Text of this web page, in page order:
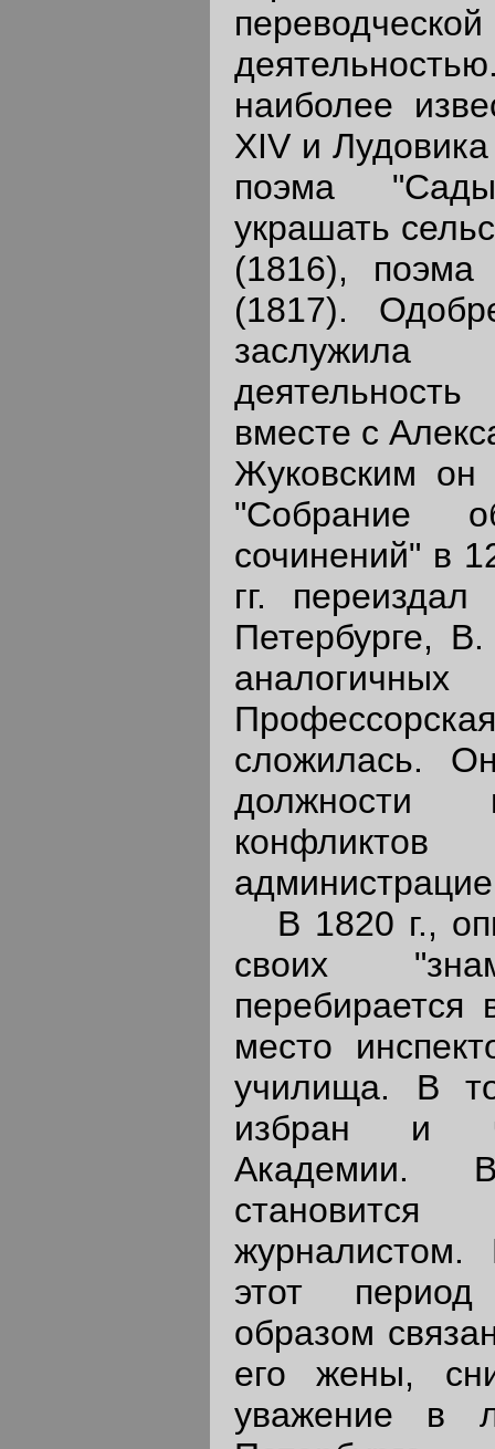
наиболее
XIV и
поэма
украшать
(1816), поэма
(1817).
вместе с
Жуковским он
"Собрание
сочинений" в
гг.
Петербурге,
сложилась.
должности
В 1820 г.,
своих
перебирается
место
училища. В
избран и
Академии.
становится
журналистом.
этот
образом
его жены,
уважение в